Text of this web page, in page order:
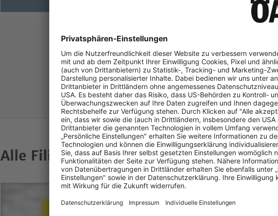
an der Skipiste
mit eigenem
Urlaubsträume
Alpenlandschaft.
Info:
Alle Filialen